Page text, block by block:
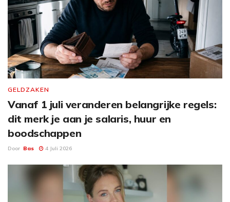
GELDZAKEN
Vanaf 1 juli veranderen belangrijke regels:
dit merk je aan je salaris, huur en
boodschappen
Door Bas 4 Juli 2026